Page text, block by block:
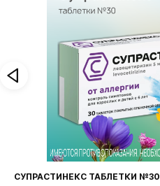
ФАРИНГОСЕПТ ТАБЛЕТКИ №20